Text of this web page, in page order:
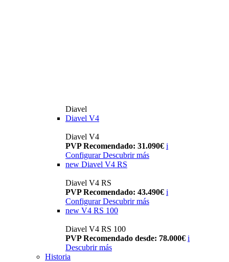
Diavel
Diavel V4
Diavel V4
PVP Recomendado: 31.090€ i
Configurar Descubrir más
new Diavel V4 RS
Diavel V4 RS
PVP Recomendado: 43.490€ i
Configurar Descubrir más
new V4 RS 100
Diavel V4 RS 100
PVP Recomendado desde: 78.000€ i
Descubrir más
Historia